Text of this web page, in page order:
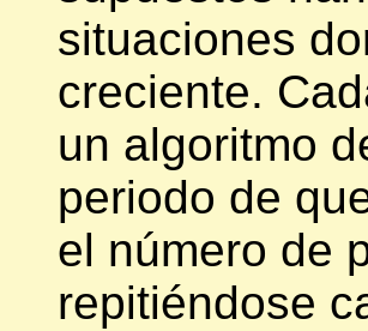
situaciones
creciente.
un algoritmo
periodo de
el número de
repitiéndose